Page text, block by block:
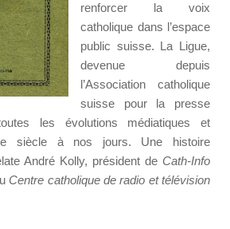
renforcer la voix
catholique dans l’espace
public suisse. La Ligue,
devenue depuis
l’Association catholique
suisse pour la presse
les évolutions médiatiques et
siècle à nos jours. Une histoire
André Kolly, président de Cath-Info
Centre catholique de radio et télévision